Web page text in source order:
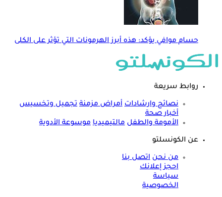
حسام موافي يؤكد: هذه أبرز الهرمونات التي تؤثر على الكلى
روابط سريعة
نصائح وارشادات أمراض مزمنة تجميل وتخسيس
أخبار صحة
الأمومة والطفل مالتيميديا موسوعة الأدوية
عن الكونسلتو
من نحن اتصل بنا
احجز إعلانك
سياسة
الخصوصية